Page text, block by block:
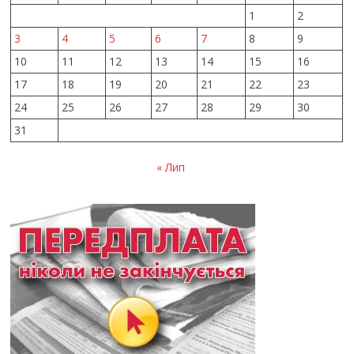
1
2
3
4 5 6 7 8
9
10
11 12 13 14 15
16
17
18 19 20 21 22
23
24
25 26 27 28 29
30
31
« Лип